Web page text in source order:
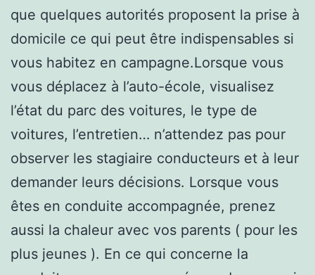
que quelques autorités proposent la prise à
domicile ce qui peut être indispensables si
vous habitez en campagne.Lorsque vous
vous déplacez à l’auto-école, visualisez
l’état du parc des voitures, le type de
voitures, l’entretien… n’attendez pas pour
observer les stagiaire conducteurs et à leur
demander leurs décisions. Lorsque vous
êtes en conduite accompagnée, prenez
aussi la chaleur avec vos parents ( pour les
plus jeunes ). En ce qui concerne la